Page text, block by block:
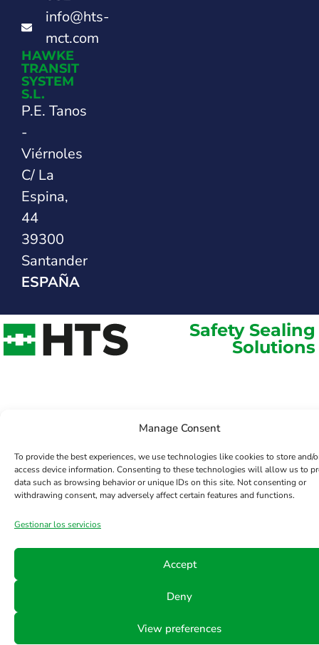
Manage Consent
To provide the best experiences, we use technologies like cookies to store and/
access device information. Consenting to these technologies will allow us to
data such as browsing behavior or unique IDs on this site. Not consenting or
withdrawing consent, may adversely affect certain features and functions.
Gestionar los servicios
Accept
Deny
View preferences
info@hts-
mct.com
HAWKE
TRANSIT
SYSTEM
S.L.
P.E. Tanos
-
Viérnoles
C/ La
Espina,
44
39300
Santander
ESPAÑA
Safety Sealing
Solutions